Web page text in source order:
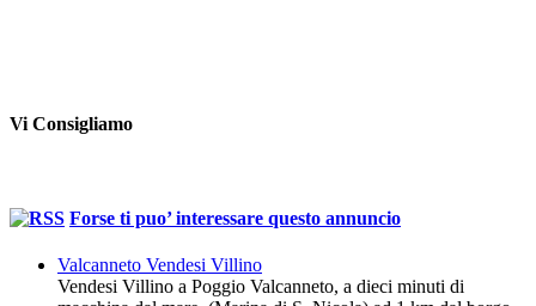
Vi Consigliamo
Forse ti puo’ interessare questo annuncio
Valcanneto Vendesi Villino
Vendesi Villino a Poggio Valcanneto, a dieci minuti di